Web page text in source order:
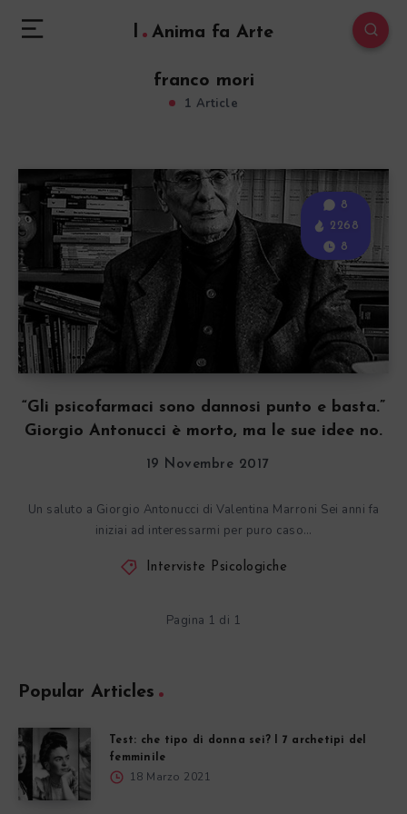
l Anima fa Arte
franco mori
1 Article
“Gli psicofarmaci sono dannosi punto e basta.”
Giorgio Antonucci è morto, ma le sue idee no.
8
2268
8
19 Novembre 2017
Un saluto a Giorgio Antonucci di Valentina Marroni Sei anni fa
iniziai ad interessarmi per puro caso…
Interviste Psicologiche
Pagina 1 di 1
Popular Articles
Test: che tipo di donna sei? I 7 archetipi del
femminile
18 Marzo 2021